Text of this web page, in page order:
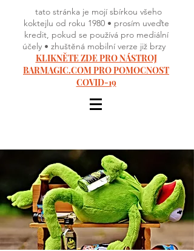
tato stránka je mojí sbírkou všeho
koktejlu od roku 1980 • prosím uveďte
kredit, pokud se používá pro mediální
účely • zhuštěná mobilní verze již brzy
KLIKNĚTE ZDE PRO NÁSTROJ
BARMAGIC.COM PRO POMOCNOST
COVID-19